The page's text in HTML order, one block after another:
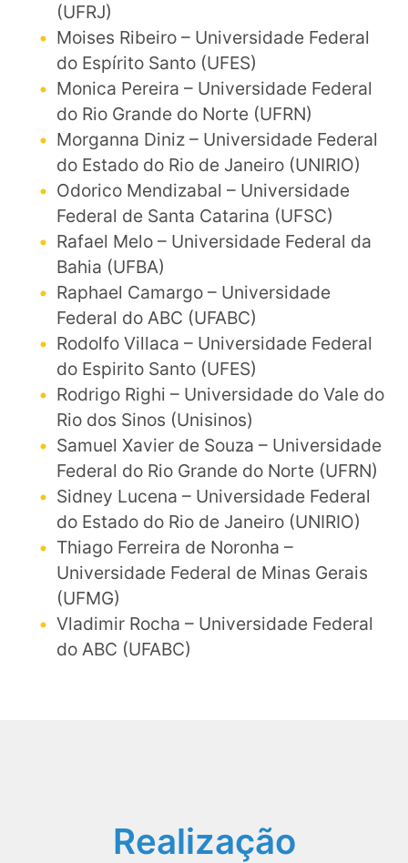
(UFRJ)
Moises Ribeiro – Universidade Federal
do Espírito Santo (UFES)
Monica Pereira – Universidade Federal
do Rio Grande do Norte (UFRN)
Morganna Diniz – Universidade Federal
do Estado do Rio de Janeiro (UNIRIO)
Odorico Mendizabal – Universidade
Federal de Santa Catarina (UFSC)
Rafael Melo – Universidade Federal da
Bahia (UFBA)
Raphael Camargo – Universidade
Federal do ABC (UFABC)
Rodolfo Villaca – Universidade Federal
do Espirito Santo (UFES)
Rodrigo Righi – Universidade do Vale do
Rio dos Sinos (Unisinos)
Samuel Xavier de Souza – Universidade
Federal do Rio Grande do Norte (UFRN)
Sidney Lucena – Universidade Federal
do Estado do Rio de Janeiro (UNIRIO)
Thiago Ferreira de Noronha –
Universidade Federal de Minas Gerais
(UFMG)
Vladimir Rocha – Universidade Federal
do ABC (UFABC)
Realização